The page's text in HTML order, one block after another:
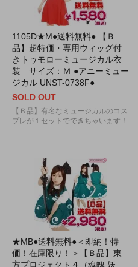
1105D★M●送料無料● 【Ｂ
品】超特価・専用ウィッグ付
きトゥモローミュージカル衣
装 サイズ：Ｍ ●アニーミュー
ジカル UNST-0738F●
SOLD OUT
【Ｂ品】有名なミュージカルのコス
プレが１セットでできちゃいます！
★MB●送料無料●＜即納！特
価！在庫限り！＞【Ｂ品】東
方プロジェクト４（魂魄 妖